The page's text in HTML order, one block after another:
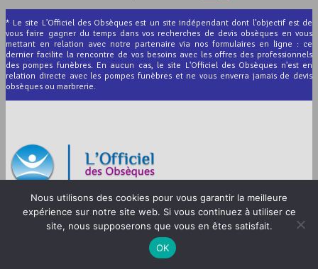
* Le site L'Officiel des Obsèques est un site indépendant dont l'objectif est de
vous faire gagner du temps dans vos recherches de devis obsèques en vous
mettant en relation avec notre partenaire via nos formulaires en ligne : ce
dernier facilite la rencontre de vos besoins avec les offres des professionnels
des pompes funèbres. En aucun cas, le site L'Officiel des Obsèques n'est en
relation directe avec les pompes funèbres et ne vous enverra jamais de devis
obsèques ou marbrerie.
© 2012-2026 L’Officiel des Obsèques
Mentions légales
Nous utilisons des cookies pour vous garantir la meilleure
expérience sur notre site web. Si vous continuez à utiliser ce
site, nous supposerons que vous en êtes satisfait.
OK